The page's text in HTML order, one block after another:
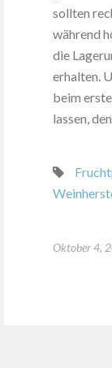
sollten
während
die
erhalten.
beim
lassen,
Oktober 4,